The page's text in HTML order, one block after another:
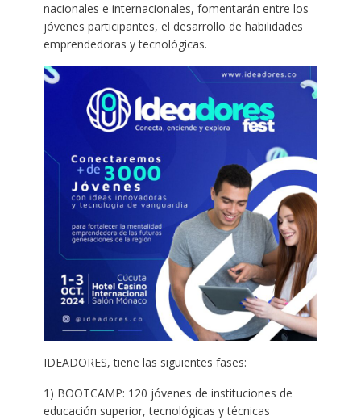
nacionales e internacionales, fomentarán entre los
jóvenes participantes, el desarrollo de habilidades
emprendedoras y tecnológicas.
IDEADORES, tiene las siguientes fases:
1) BOOTCAMP: 120 jóvenes de instituciones de
educación superior, tecnológicas y técnicas